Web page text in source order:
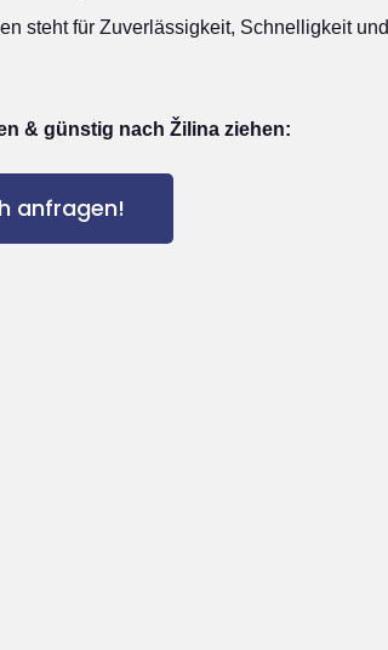
steht für Zuverlässigkeit, Schnelligkeit und
& günstig nach Žilina ziehen:
anfragen!